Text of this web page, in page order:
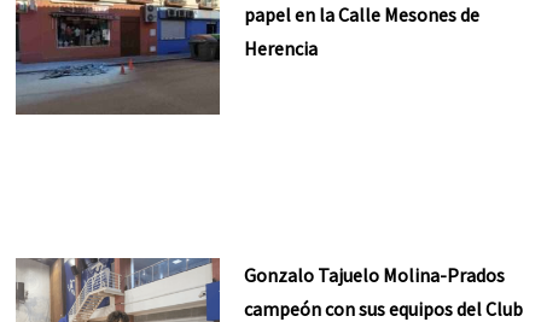
papel en la Calle Mesones de
Herencia
Gonzalo Tajuelo Molina-Prados
campeón con sus equipos del Club